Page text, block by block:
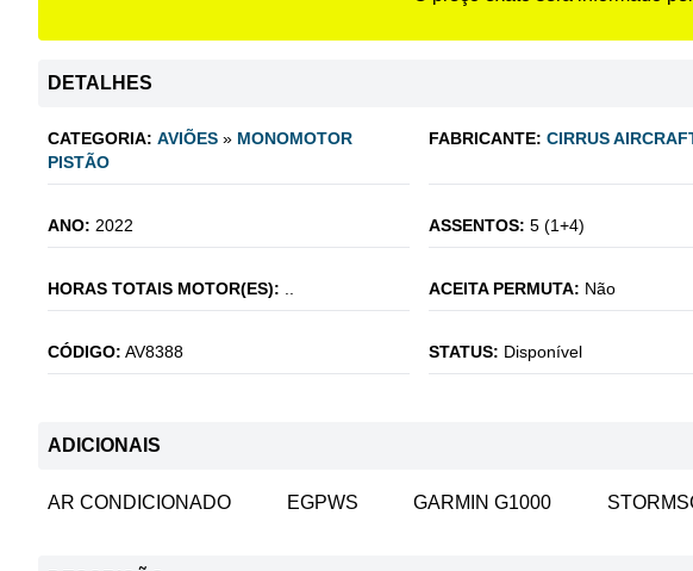
DETALHES
CATEGORIA: AVIÕES » MONOMOTOR
PISTÃO
FABRICANTE: CIRRUS
ANO: 2022 ASSENTOS: 5 (1+4)
HORAS TOTAIS MOTOR(ES): ACEITA PERMUTA: Não
CÓDIGO: AV8388 STATUS: Disponível
ADICIONAIS
AR CONDICIONADO EGPWS GARMIN G1000